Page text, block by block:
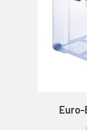
Euro-